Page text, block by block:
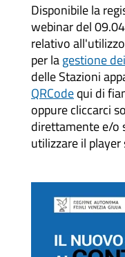
Disponibile la
webinar del
relativo
per lagestione
delle Stazioni
QRCodequi di
oppure cliccarci
direttamente e/o
utilizzare il